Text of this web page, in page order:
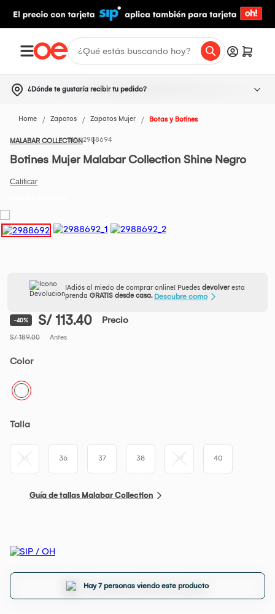
¿Dónde te gustaría recibir tu pedido?
Home Zapatos Zapatos Mujer Botas y Botines
MALABAR COLLECTION2988694
Botines Mujer Malabar Collection Shine Negro
¡Adiós al miedo de comprar online! Puedes devolveresta
prenda GRATIS desde casa. Descubre como
-40% S/ 113.40 Precio
S/ 189.00 Antes
Color
Talla
35 36 37 38 39 40
Guía de tallas Malabar Collection
Hay 7 personas viendo este producto